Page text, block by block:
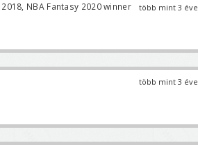
több mint 3 éve
NBA Fantasy 2020 winner
több mint 3 éve